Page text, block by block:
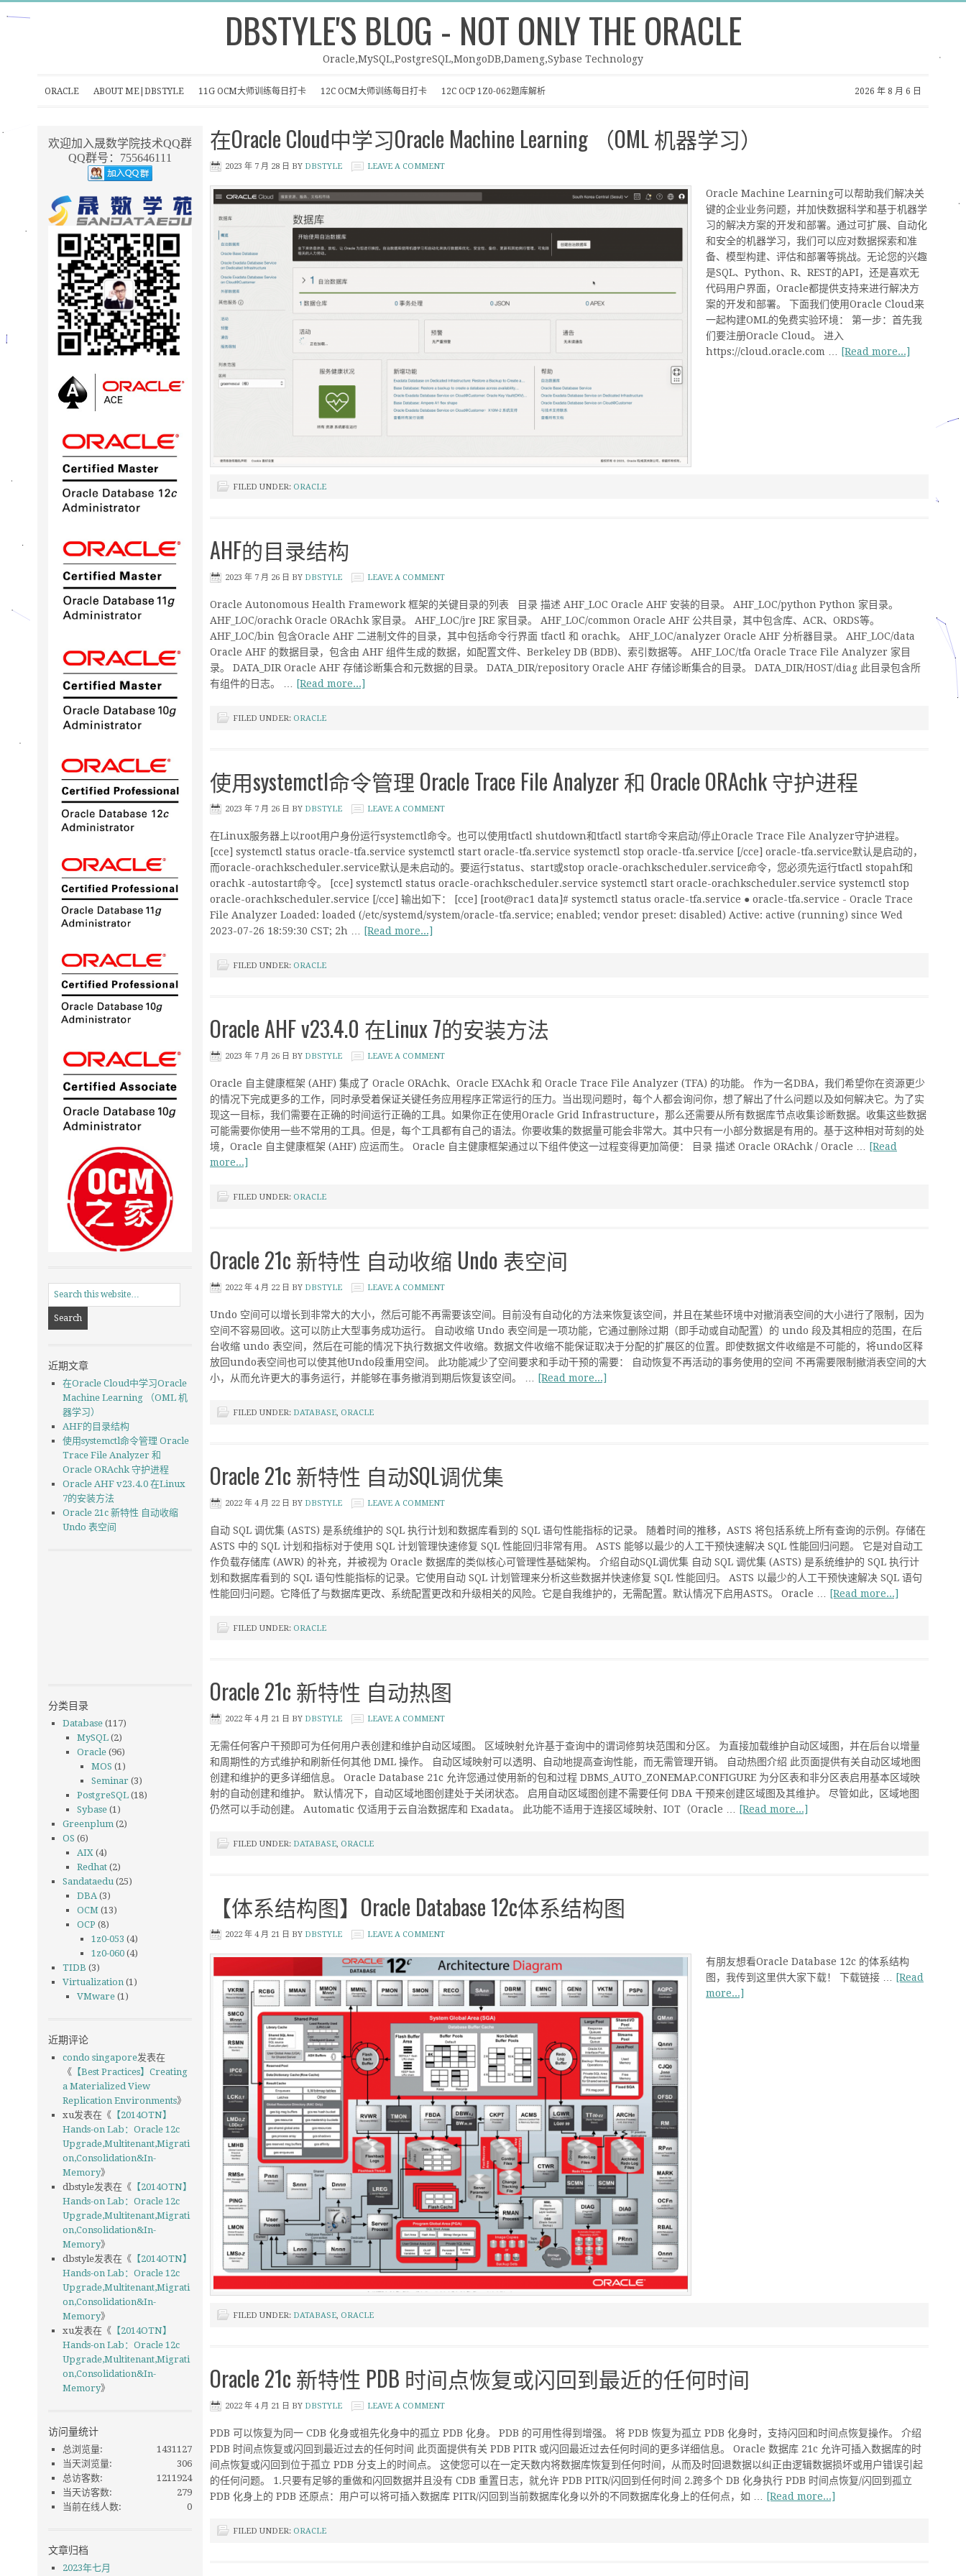
DBSTYLE'S BLOG - NOT ONLY THE ORACLE
Oracle,MySQL,PostgreSQL,MongoDB,Dameng,Sybase Technology
ORACLE ABOUT ME|DBSTYLE 11G OCM大师训练每日打卡 12C OCM大师训练每日打卡 12C OCP 1Z0-062题库解析 2026 年 8 月 6 日
在Oracle Cloud中学习Oracle Machine Learning （OML 机器学习）
2023 年 7 月 28 日 BY DBSTYLE LEAVE A COMMENT
Oracle Machine Learning可以帮助我们解决关
键的企业业务问题，并加快数据科学和基于机器学
习的解决方案的开发和部署。通过可扩展、自动化
和安全的机器学习，我们可以应对数据探索和准
备、模型构建、评估和部署等挑战。无论您的兴趣
是SQL、Python、R、REST的API，还是喜欢无
代码用户界面，Oracle都提供支持来进行解决方
案的开发和部署。 下面我们使用Oracle Cloud来
一起构建OML的免费实验环境： 第一步：首先我
们要注册Oracle Cloud。 进入
https://cloud.oracle.com …
[Read more...]
FILED UNDER: ORACLE
AHF的目录结构
2023 年 7 月 26 日 BY DBSTYLE LEAVE A COMMENT
Oracle Autonomous Health Framework 框架的关键目录的列表 目录 描述 AHF_LOC Oracle AHF 安装的目录。 AHF_LOC/python Python 家目录。
AHF_LOC/orachk Oracle ORAchk 家目录。 AHF_LOC/jre JRE 家目录。 AHF_LOC/common Oracle AHF 公共目录，其中包含库、ACR、ORDS等。
AHF_LOC/bin 包含Oracle AHF 二进制文件的目录，其中包括命令行界面 tfactl 和 orachk。 AHF_LOC/analyzer Oracle AHF 分析器目录。 AHF_LOC/data
Oracle AHF 的数据目录，包含由 AHF 组件生成的数据，如配置文件、Berkeley DB (BDB)、索引数据等。 AHF_LOC/tfa Oracle Trace File Analyzer 家目
录。 DATA_DIR Oracle AHF 存储诊断集合和元数据的目录。 DATA_DIR/repository Oracle AHF 存储诊断集合的目录。 DATA_DIR/HOST/diag 此目录包含所
有组件的日志。 …
[Read more...]
FILED UNDER: ORACLE
使用systemctl命令管理 Oracle Trace File Analyzer 和 Oracle ORAchk 守护进程
2023 年 7 月 26 日 BY DBSTYLE LEAVE A COMMENT
在Linux服务器上以root用户身份运行systemctl命令。也可以使用tfactl shutdown和tfactl start命令来启动/停止Oracle Trace File Analyzer守护进程。
[cce] systemctl status oracle-tfa.service systemctl start oracle-tfa.service systemctl stop oracle-tfa.service [/cce] oracle-tfa.service默认是启动的，
而oracle-orachkscheduler.service默认是未启动的。要运行status、start或stop oracle-orachkscheduler.service命令，您必须先运行tfactl stopahf和
orachk -autostart命令。 [cce] systemctl status oracle-orachkscheduler.service systemctl start oracle-orachkscheduler.service systemctl stop
oracle-orachkscheduler.service [/cce] 输出如下： [cce] [root@rac1 data]# systemctl status oracle-tfa.service ● oracle-tfa.service - Oracle Trace
File Analyzer Loaded: loaded (/etc/systemd/system/oracle-tfa.service; enabled; vendor preset: disabled) Active: active (running) since Wed
2023-07-26 18:59:30 CST; 2h …
[Read more...]
FILED UNDER: ORACLE
Oracle AHF v23.4.0 在Linux 7的安装方法
2023 年 7 月 26 日 BY DBSTYLE LEAVE A COMMENT
Oracle 自主健康框架 (AHF) 集成了 Oracle ORAchk、Oracle EXAchk 和 Oracle Trace File Analyzer (TFA) 的功能。 作为一名DBA，我们希望你在资源更少
的情况下完成更多的工作，同时承受着保证关键任务应用程序正常运行的压力。当出现问题时，每个人都会询问你，想了解出了什么问题以及如何解决它。为了实
现这一目标，我们需要在正确的时间运行正确的工具。如果你正在使用Oracle Grid Infrastructure，那么还需要从所有数据库节点收集诊断数据。收集这些数据
可能需要你使用一些不常用的工具。但是，每个工具都有自己的语法。你要收集的数据量可能会非常大。其中只有一小部分数据是有用的。基于这种相对苛刻的处
境，Oracle 自主健康框架 (AHF) 应运而生。 Oracle 自主健康框架通过以下组件使这一过程变得更加简便： 目录 描述 Oracle ORAchk / Oracle …
[Read
more...]
FILED UNDER: ORACLE
Oracle 21c 新特性 自动收缩 Undo 表空间
2022 年 4 月 22 日 BY DBSTYLE LEAVE A COMMENT
Undo 空间可以增长到非常大的大小，然后可能不再需要该空间。目前没有自动化的方法来恢复该空间，并且在某些环境中对撤消表空间的大小进行了限制，因为
空间不容易回收。这可以防止大型事务成功运行。 自动收缩 Undo 表空间是一项功能，它通过删除过期（即手动或自动配置）的 undo 段及其相应的范围，在后
台收缩 undo 表空间，然后在可能的情况下执行数据文件收缩。数据文件收缩不能保证取决于分配的扩展区的位置。即使数据文件收缩是不可能的，将undo区释
放回undo表空间也可以使其他Undo段重用空间。 此功能减少了空间要求和手动干预的需要： 自动恢复不再活动的事务使用的空间 不再需要限制撤消表空间的大
小，从而允许更大的事务运行，并能够在事务撤消到期后恢复该空间。 …
[Read more...]
FILED UNDER: DATABASE, ORACLE
Oracle 21c 新特性 自动SQL调优集
2022 年 4 月 22 日 BY DBSTYLE LEAVE A COMMENT
自动 SQL 调优集 (ASTS) 是系统维护的 SQL 执行计划和数据库看到的 SQL 语句性能指标的记录。 随着时间的推移，ASTS 将包括系统上所有查询的示例。存储在
ASTS 中的 SQL 计划和指标对于使用 SQL 计划管理快速修复 SQL 性能回归非常有用。 ASTS 能够以最少的人工干预快速解决 SQL 性能回归问题。 它是对自动工
作负载存储库 (AWR) 的补充，并被视为 Oracle 数据库的类似核心可管理性基础架构。 介绍自动SQL调优集 自动 SQL 调优集 (ASTS) 是系统维护的 SQL 执行计
划和数据库看到的 SQL 语句性能指标的记录。它使用自动 SQL 计划管理来分析这些数据并快速修复 SQL 性能回归。 ASTS 以最少的人工干预快速解决 SQL 语句
性能回归问题。它降低了与数据库更改、系统配置更改和升级相关的风险。它是自我维护的，无需配置。默认情况下启用ASTS。 Oracle …
[Read more...]
FILED UNDER: ORACLE
Oracle 21c 新特性 自动热图
2022 年 4 月 21 日 BY DBSTYLE LEAVE A COMMENT
无需任何客户干预即可为任何用户表创建和维护自动区域图。 区域映射允许基于查询中的谓词修剪块范围和分区。 为直接加载维护自动区域图，并在后台以增量
和周期性的方式维护和刷新任何其他 DML 操作。 自动区域映射可以透明、自动地提高查询性能，而无需管理开销。 自动热图介绍 此页面提供有关自动区域地图
创建和维护的更多详细信息。 Oracle Database 21c 允许您通过使用新的包和过程 DBMS_AUTO_ZONEMAP.CONFIGURE 为分区表和非分区表启用基本区域映
射的自动创建和维护。 默认情况下，自动区域地图创建处于关闭状态。 启用自动区域图创建不需要任何 DBA 干预来创建区域图及其维护。 尽管如此，区域地图
仍然可以手动创建。 Automatic 仅适用于云自治数据库和 Exadata。 此功能不适用于连接区域映射、IOT（Oracle …
[Read more...]
FILED UNDER: DATABASE, ORACLE
【体系结构图】Oracle Database 12c体系结构图
2022 年 4 月 21 日 BY DBSTYLE LEAVE A COMMENT
有朋友想看Oracle Database 12c 的体系结构
图，我传到这里供大家下载！ 下载链接 …
[Read
more...]
FILED UNDER: DATABASE, ORACLE
Oracle 21c 新特性 PDB 时间点恢复或闪回到最近的任何时间
2022 年 4 月 21 日 BY DBSTYLE LEAVE A COMMENT
PDB 可以恢复为同一 CDB 化身或祖先化身中的孤立 PDB 化身。 PDB 的可用性得到增强。 将 PDB 恢复为孤立 PDB 化身时，支持闪回和时间点恢复操作。 介绍
PDB 时间点恢复或闪回到最近过去的任何时间 此页面提供有关 PDB PITR 或闪回最近过去任何时间的更多详细信息。 Oracle 数据库 21c 允许可插入数据库的时
间点恢复或闪回到位于孤立 PDB 分支上的时间点。 这使您可以在一定天数内将数据库恢复到任何时间，从而及时回退数据以纠正由逻辑数据损坏或用户错误引起
的任何问题。 1.只要有足够的重做和闪回数据并且没有 CDB 重置日志，就允许 PDB PITR/闪回到任何时间 2.跨多个 DB 化身执行 PDB 时间点恢复/闪回到孤立
PDB 化身上的 PDB 还原点：用户可以将可插入数据库 PITR/闪回到当前数据库化身以外的不同数据库化身上的任何点，如 …
[Read more...]
FILED UNDER: ORACLE
欢迎加入晟数学院技术QQ群
QQ群号：755646111
近期文章
在Oracle Cloud中学习Oracle
Machine Learning （OML 机
器学习）
AHF的目录结构
使用systemctl命令管理 Oracle
Trace File Analyzer 和
Oracle ORAchk 守护进程
Oracle AHF v23.4.0 在Linux
7的安装方法
Oracle 21c 新特性 自动收缩
Undo 表空间
分类目录
Database (117)
MySQL (2)
Oracle (96)
MOS (1)
Seminar (3)
PostgreSQL (18)
Sybase (1)
Greenplum (2)
OS (6)
AIX (4)
Redhat (2)
Sandataedu (25)
DBA(3)
OCM (13)
OCP (8)
1z0-053 (4)
1z0-060 (4)
TIDB (3)
Virtualization (1)
VMware (1)
近期评论
condo singapore发表在
《 【Best Practices】Creating
a Materialized View
Replication Environments》
xu发表在《 【2014OTN】
Hands-on Lab：Oracle 12c
Upgrade,Multitenant,Migrati
on,Consolidation&In-
Memory》
dbstyle发表在《 【2014OTN】
Hands-on Lab：Oracle 12c
Upgrade,Multitenant,Migrati
on,Consolidation&In-
Memory》
dbstyle发表在《 【2014OTN】
Hands-on Lab：Oracle 12c
Upgrade,Multitenant,Migrati
on,Consolidation&In-
Memory》
xu发表在《 【2014OTN】
Hands-on Lab：Oracle 12c
Upgrade,Multitenant,Migrati
on,Consolidation&In-
Memory》
访问量统计
1431127
总浏览量:
306
当天浏览量:
1211924
总访客数:
279
当天访客数:
0
当前在线人数:
文章归档
2023年七月